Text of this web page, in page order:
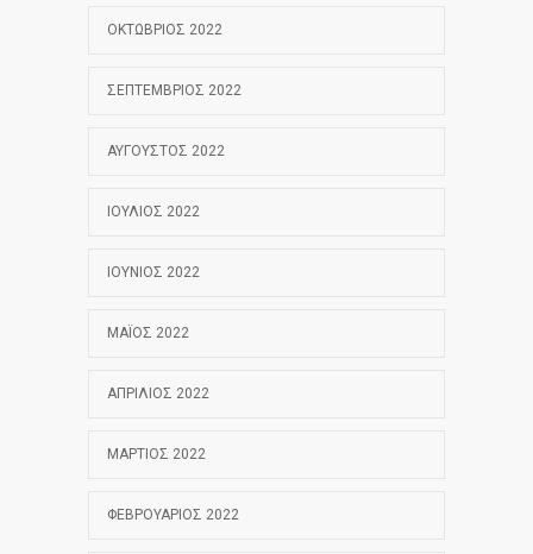
ΟΚΤΏΒΡΙΟΣ 2022
ΣΕΠΤΈΜΒΡΙΟΣ 2022
ΑΎΓΟΥΣΤΟΣ 2022
ΙΟΎΛΙΟΣ 2022
ΙΟΎΝΙΟΣ 2022
ΜΆΙΟΣ 2022
ΑΠΡΊΛΙΟΣ 2022
ΜΆΡΤΙΟΣ 2022
ΦΕΒΡΟΥΆΡΙΟΣ 2022